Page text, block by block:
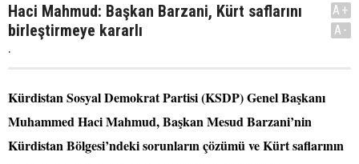
Haci Mahmud: Başkan Barzani, Kürt saflarını
birleştirmeye kararlı
.
A+
A-
Kürdistan Sosyal Demokrat Partisi (KSDP) Genel Başkanı
Muhammed Haci Mahmud, Başkan Mesud Barzani’nin
Kürdistan Bölgesi’ndeki sorunların çözümü ve Kürt saflarının